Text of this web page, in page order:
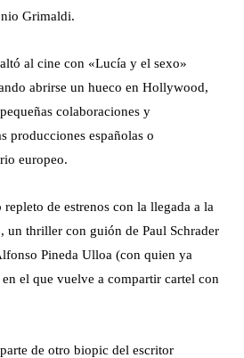
Grimaldi.
al cine con «Lucía y el sexo»
abrirse un hueco en Hollywood,
colaboraciones y
producciones españolas o
europeo.
de estrenos con la llegada a la
un thriller con guión de Paul Schrader
Pineda Ulloa (con quien ya
el que vuelve a compartir cartel con
de otro biopic del escritor